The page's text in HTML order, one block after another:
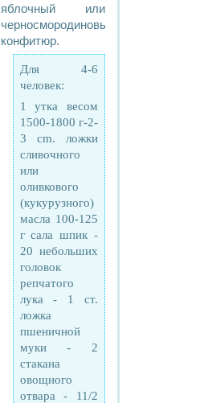
яблочный или
черносмородиновый
конфитюр.
Для 4-6
человек:
1 утка весом
1500-1800 г-2-
3 cm. ложки
сливочного
или
оливкового
(кукурузного)
масла 100-125
г сала шпик -
20 небольших
головок
репчатого
лука - 1 cт.
ложка
пшеничной
муки - 2
стакана
овощного
отвара - 11/2